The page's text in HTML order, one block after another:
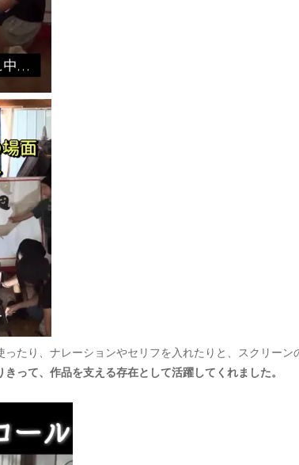
たり、ナレーションやセリフを入れたりと、スクリーン
って、作品を支える存在として活躍してくれました。